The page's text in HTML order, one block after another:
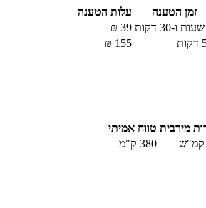
זמן הטענה
עלות הטענה
39
₪
דקות 155
₪
מירבית טווח אמיתי
קמ"ש 380 ק"מ